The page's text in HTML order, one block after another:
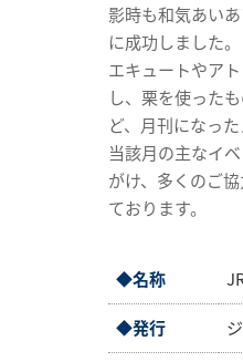
影時も和気あい
に成功しました。
エキュートやア
し、栗を使った
ど、月刊になっ
当該月の主なイ
がけ、多くのご
ております。
◆名称
◆発行